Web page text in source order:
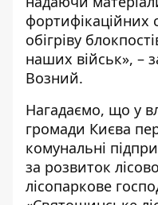
фортифікаційних
обігріву
наших військ», –
Возний.
Нагадаємо, що у
громади Києва
комунальні
за розвиток
лісопаркове